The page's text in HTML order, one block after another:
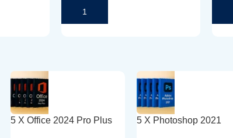
Добавяне В Количката
5 X Office 2024 Pro Plus 5 X Photoshop 2021